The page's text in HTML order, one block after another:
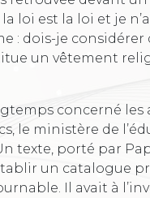
loi est la loi et je
: dois-je
un vêtement
concerné les
le ministère de
texte, porté par
un catalogue
Il avait à